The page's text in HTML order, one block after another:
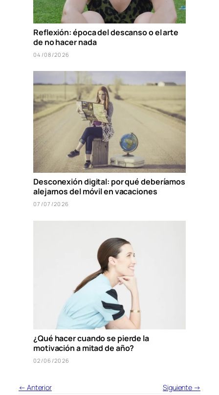
Reflexión: época del descanso o el arte
de no hacer nada
04/08/2026
Desconexión digital: por qué deberíamos
alejarnos del móvil en vacaciones
07/07/2026
¿Qué hacer cuando se pierde la
motivación a mitad de año?
02/06/2026
← Anterior Siguiente →